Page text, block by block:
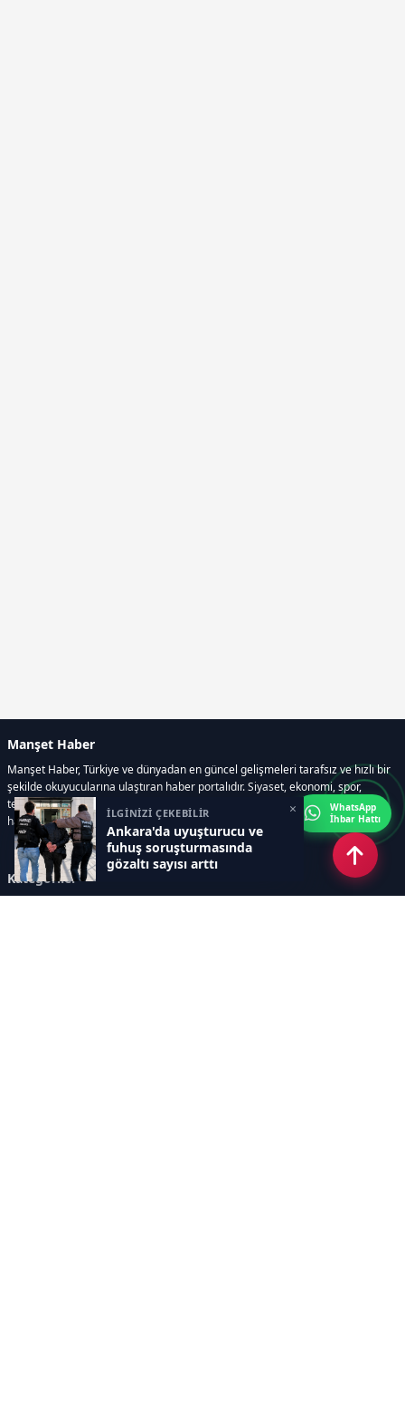
İLGİNİZİ ÇEKEBİLİR
Ankara'da uyuşturucu ve
fuhuş soruşturmasında
gözaltı sayısı arttı
×
Manşet Haber
Manşet Haber, Türkiye ve dünyadan en güncel gelişmeleri tarafsız ve hızlı bir
şekilde okuyucularına ulaştıran haber portalıdır. Siyaset, ekonomi, spor,
teknoloji, kültür-sanat ve yaşam kategorilerinde doğru, güvenilir ve anlık
haberler sunar.
Kategoriler
WhatsApp
İhbar Hattı